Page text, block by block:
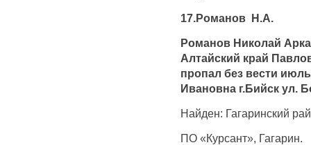
17.Романов Н.А.
Романов Николай
Алтайский край
пропал без вести
Ивановна г.Бийск ул.
Найден: Гагаринский
ПО «Курсант», Гагарин.